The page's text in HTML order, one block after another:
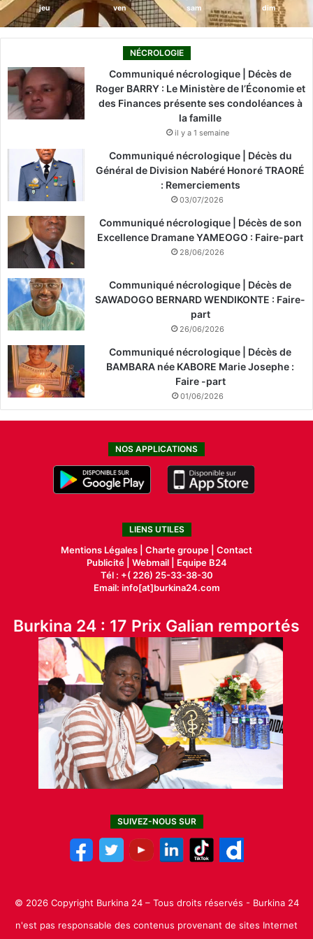
jeu ven sam dim
NÉCROLOGIE
Communiqué nécrologique | Décès de
Roger BARRY : Le Ministère de l’Économie et
des Finances présente ses condoléances à
la famille
il y a 1 semaine
Communiqué nécrologique | Décès du
Général de Division Nabéré Honoré TRAORÉ
: Remerciements
03/07/2026
Communiqué nécrologique | Décès de son
Excellence Dramane YAMEOGO : Faire-part
28/06/2026
Communiqué nécrologique | Décès de
SAWADOGO BERNARD WENDIKONTE : Faire-
part
26/06/2026
Communiqué nécrologique | Décès de
BAMBARA née KABORE Marie Josephe :
Faire -part
01/06/2026
NOS APPLICATIONS
LIENS UTILES
Mentions Légales | Charte groupe | Contact
Publicité| Webmail |
Equipe B24
Tél : +( 226) 25-33-38-30
Email: info[at]burkina24.com
Burkina 24 : 17 Prix Galian remportés
SUIVEZ-NOUS SUR
© 2026 Copyright Burkina 24 – Tous droits réservés - Burkina 24
n'est pas responsable des contenus provenant de sites Internet